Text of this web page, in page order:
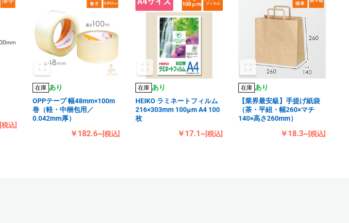
[税込]
在庫 あり
OPPテープ 幅48mm×100m
巻（軽・中梱包用／
0.042mm厚）
￥182.6~[税込]
在庫 あり
HEIKO ラミネートフィルム
216×303mm 100μm A4 100
枚
￥17.1~[税込]
在庫 あり
【業界最安級】手提げ紙袋
（茶・平紐・幅260×マチ
140×高さ260mm）
￥18.3~[税込]